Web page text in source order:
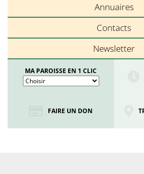
Annuaires
Contacts
Newsletter
MA PAROISSE EN 1 CLIC
FAIRE UN DON